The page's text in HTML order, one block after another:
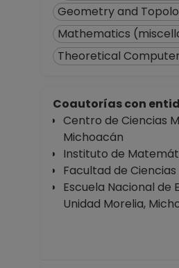
Geometry and
Mathematics
Theoretical
Coautorías con
Centro de Ciencias
Michoacán
Instituto de
Facultad de Ciencias
Escuela Nacional de
Unidad Morelia,